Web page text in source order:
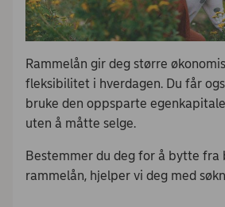
Rammelån gir deg større
fleksibilitet i hverdagen. Du får
bruke den oppsparte
uten å måtte selge.
Bestemmer du deg for å bytte fra
rammelån, hjelper vi deg med